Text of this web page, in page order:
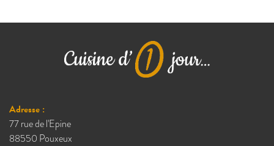
Adresse :
77 rue de l'Epine
88550 Pouxeux